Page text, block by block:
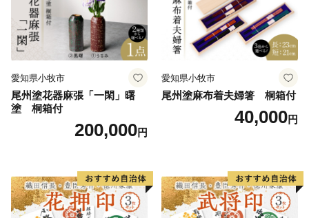
皆様に安全・安心な農産物をお届けしております。
このような中、田原市では「うるおいと活力のあるガ
ーデンシティ」を目指し、市民と協働で構想実現に向け
努力しております。また、市外から多くの方々が田原市
を訪れ、さらには定住していただけるようにするため、
サーフタウン構想を掲げ、推進しております。さらには
安全・安心な農産物を全国にお届けするため、環境保全
型農業の実現などにも力を注いでおります。
「応援団」として「ふるさと納税」を募集しておりま
す。多くの皆様からのご支援をお待ちしております。
愛知県小牧市
尾州塗花器麻張「一閑」曙
塗 桐箱付
200,000円
愛知県小牧市
尾州塗麻布着夫婦箸 桐箱付
40,000円